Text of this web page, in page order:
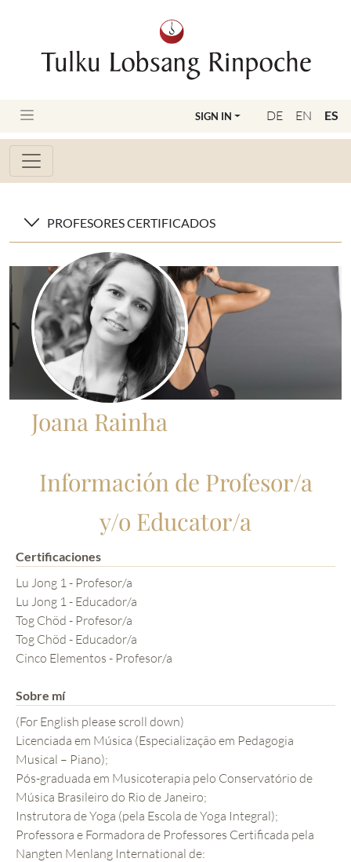
DE EN ES
SIGN IN
PROFESORES CERTIFICADOS
Joana Rainha
Información de Profesor/a
y/o Educator/a
Certificaciones
Lu Jong 1 - Profesor/a
Lu Jong 1 - Educador/a
Tog Chöd - Profesor/a
Tog Chöd - Educador/a
Cinco Elementos - Profesor/a
Sobre mí
(For English please scroll down)
Licenciada em Música (Especialização em Pedagogia
Musical – Piano);
Pós-graduada em Musicoterapia pelo Conservatório de
Música Brasileiro do Rio de Janeiro;
Instrutora de Yoga (pela Escola de Yoga Integral);
Professora e Formadora de Professores Certificada pela
Nangten Menlang International de: